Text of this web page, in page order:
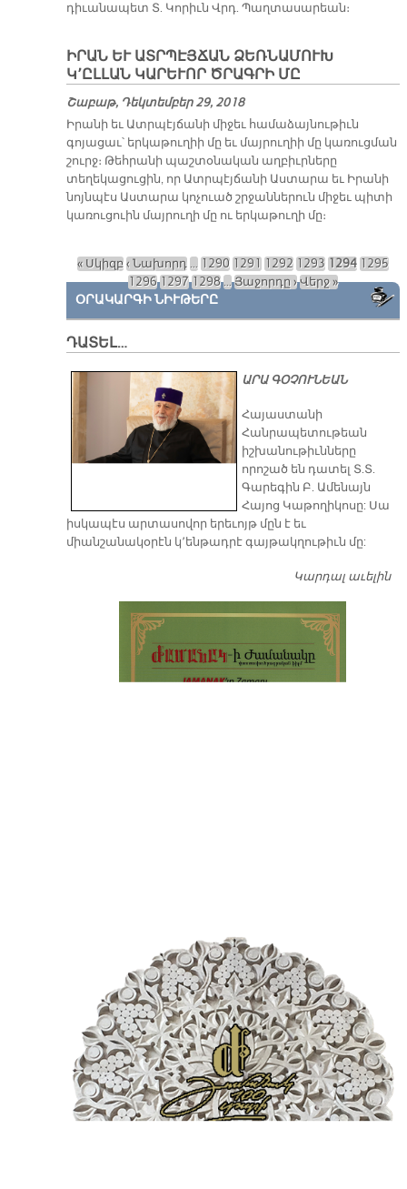
դիւանապետ Տ. Կորիւն Վրդ. Պաղտասարեան։
ԻՐԱՆ ԵՒ ԱՏՐՊԷՅՃԱՆ ՁԵՌՆԱՄՈՒԽ
Կ՚ԸԼԼԱՆ ԿԱՐԵՒՈՐ ԾՐԱԳՐԻ ՄԸ
Շաբաթ, Դեկտեմբեր 29, 2018
Իրանի եւ Ատրպէյճանի միջեւ համաձայնութիւն
գոյացաւ՝ երկաթուղիի մը եւ մայրուղիի մը կառուցման
շուրջ։ Թեհրանի պաշտօնական աղբիւրները
տեղեկացուցին, որ Ատրպէյճանի Աստարա եւ Իրանի
նոյնպէս Աստարա կոչուած շրջաններուն միջեւ պիտի
կառուցուին մայրուղի մը ու երկաթուղի մը։
Էջեր
« Սկիզբ‹ Նախորդ … 1290 1291 1292 1293 1294 1295
129612971298…Յաջորդը ›Վերջ »
ՕՐԱԿԱՐԳԻ ՆԻՒԹԵՐԸ
ԴԱՏԵԼ…
ԱՐԱ ԳՕՉՈՒՆԵԱՆ
​Հայաստանի
Հանրապետութեան
իշխանութիւնները
որոշած են դատել Տ.Տ.
Գարեգին Բ. Ամենայն
Հայոց Կաթողիկոսը: Սա
իսկապէս արտասովոր երեւոյթ մըն է եւ
միանշանակօրէն կ՚ենթադրէ գայթակղութիւն մը:
Կարդալ աւելին